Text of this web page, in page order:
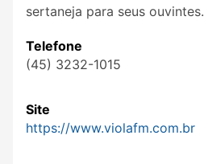
sertaneja para seus ouvintes.
Telefone
(45) 3232-1015
Site
https://www.violafm.com.br